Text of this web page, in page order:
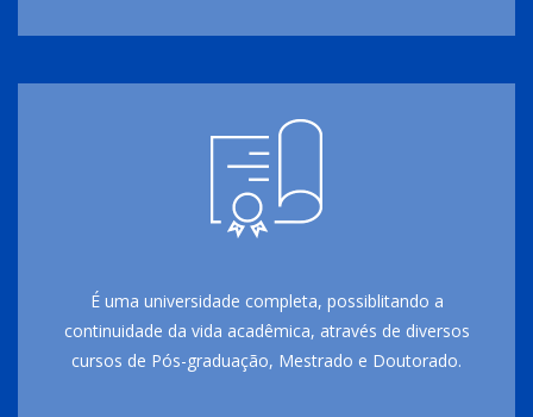
É uma universidade completa, possiblitando a
continuidade da vida acadêmica, através de diversos
cursos de Pós-graduação, Mestrado e Doutorado.